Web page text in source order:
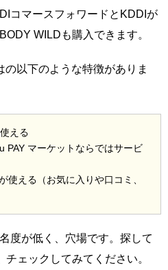
コマースフォワードとKDDIが
WILDも購入できます。
以下のような特徴がありま
える
PAY マーケットならではサービ
使える（お気に入りや口コミ、
度が低く、穴場です。探して
ェックしてみてください。